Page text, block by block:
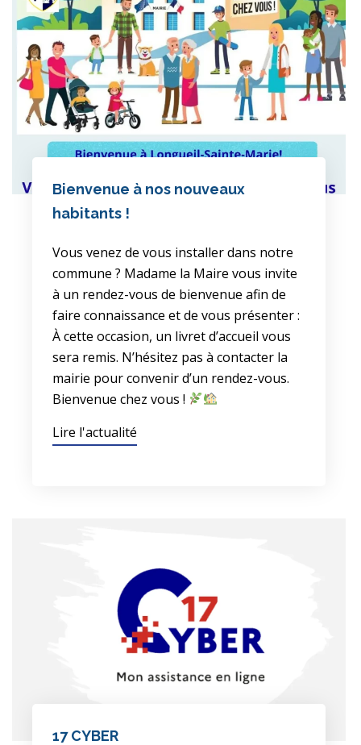
Bienvenue à nos nouveaux
habitants !
Vous venez de vous installer dans notre
commune ? Madame la Maire vous invite
à un rendez-vous de bienvenue afin de
faire connaissance et de vous présenter :
À cette occasion, un livret d’accueil vous
sera remis. N’hésitez pas à contacter la
mairie pour convenir d’un rendez-vous.
Bienvenue chez vous !
Lire l'actualité
17 CYBER